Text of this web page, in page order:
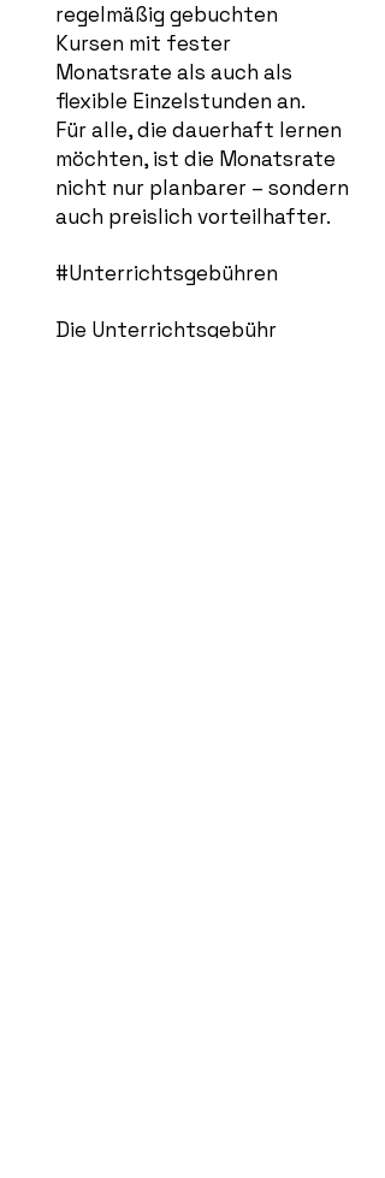
regelmäßig gebuchten
Kursen mit fester
Monatsrate als auch als
flexible Einzelstunden an.
Für alle, die dauerhaft lernen
möchten, ist die Monatsrate
nicht nur planbarer – sondern
auch preislich vorteilhafter.
#Unterrichtsgebühren
Die Unterrichtsgebühr